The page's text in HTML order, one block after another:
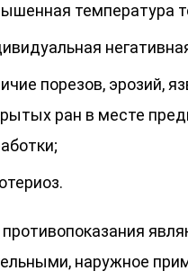
температура
порезов, эрозий,
ран в месте
наружное